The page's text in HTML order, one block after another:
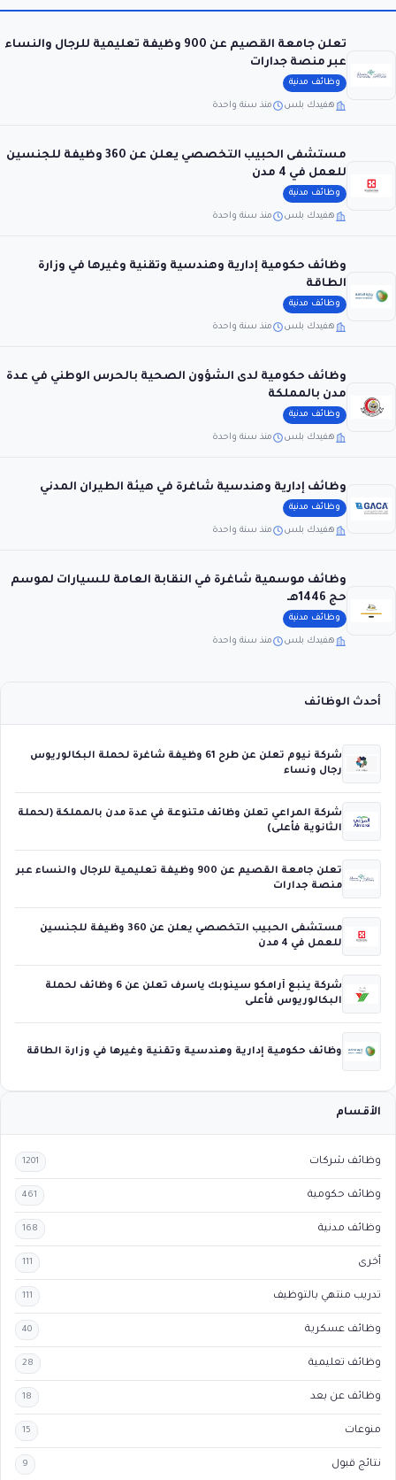
تعلن جامعة القصيم عن 900 وظيفة تعليمية للرجال والنساء
عبر منصة جدارات
وظائف مدنية
هفيدك بلس منذ سنة واحدة
مستشفى الحبيب التخصصي يعلن عن 360 وظيفة للجنسين
للعمل في 4 مدن
وظائف مدنية
هفيدك بلس منذ سنة واحدة
وظائف حكومية إدارية وهندسية وتقنية وغيرها في وزارة
الطاقة
وظائف مدنية
هفيدك بلس منذ سنة واحدة
وظائف حكومية لدى الشؤون الصحية بالحرس الوطني في عدة
مدن بالمملكة
وظائف مدنية
هفيدك بلس منذ سنة واحدة
وظائف إدارية وهندسية شاغرة في هيئة الطيران المدني
وظائف مدنية
هفيدك بلس منذ سنة واحدة
وظائف موسمية شاغرة في النقابة العامة للسيارات لموسم
حج 1446هـ
وظائف مدنية
هفيدك بلس منذ سنة واحدة
أحدث الوظائف
شركة نيوم تعلن عن طرح 61 وظيفة شاغرة لحملة البكالوريوس
رجال ونساء
شركة المراعي تعلن وظائف متنوعة في عدة مدن بالمملكة (لحملة
الثانوية فأعلى)
تعلن جامعة القصيم عن 900 وظيفة تعليمية للرجال والنساء عبر
منصة جدارات
مستشفى الحبيب التخصصي يعلن عن 360 وظيفة للجنسين
للعمل في 4 مدن
شركة ينبع أرامكو سينوبك ياسرف تعلن عن 6 وظائف لحملة
البكالوريوس فأعلى
وظائف حكومية إدارية وهندسية وتقنية وغيرها في وزارة الطاقة
الأقسام
وظائف شركات 1201
وظائف حكومية 461
وظائف مدنية 168
أخرى 111
تدريب منتهي بالتوظيف 111
وظائف عسكرية 40
وظائف تعليمية 28
وظائف عن بعد 18
منوعات 15
نتائج قبول 9